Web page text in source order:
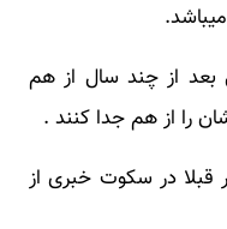
بعد از چند سال از هم
را از هم جدا کنند .
قبلا در سکوت خبری از